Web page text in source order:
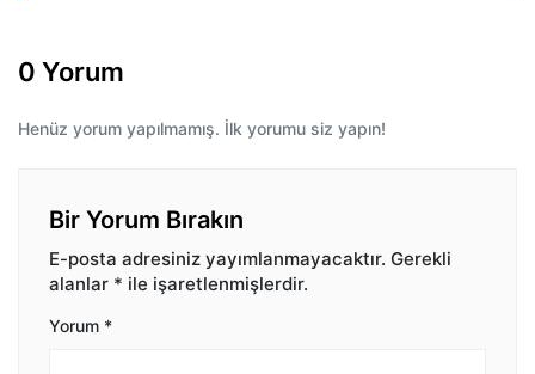
0 Yorum
Henüz yorum yapılmamış. İlk yorumu siz yapın!
Bir Yorum Bırakın
E-posta adresiniz yayımlanmayacaktır. Gerekli
alanlar * ile işaretlenmişlerdir.
Yorum *